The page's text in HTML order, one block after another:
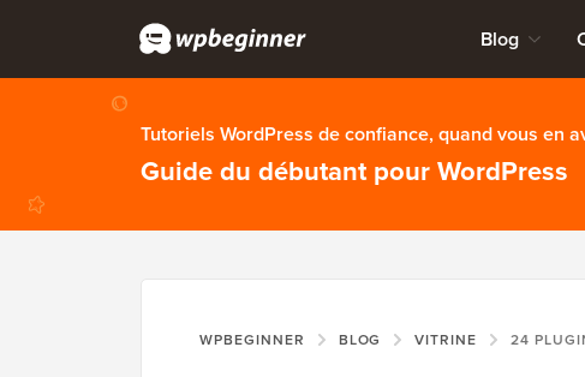
Blog
Tutoriels WordPress de confiance, quand vous en
Guide du débutant pour WordPress
WPBEGINNER BLOG VITRINE 24 PLUGINS WORDPRESS